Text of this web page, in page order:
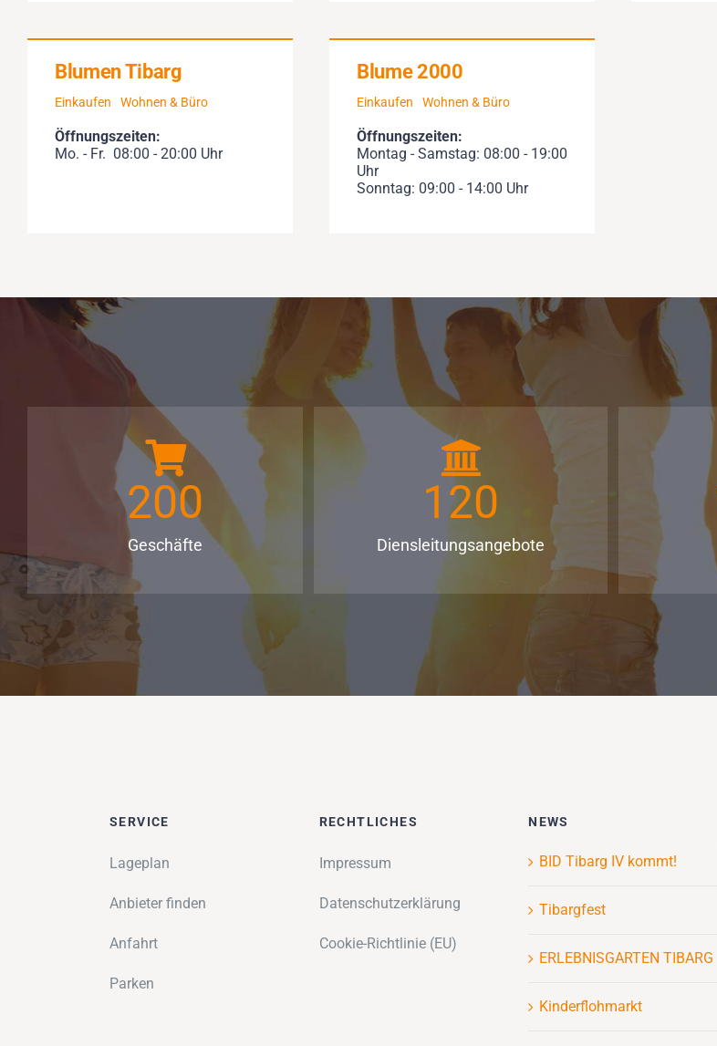
Blumen Tibarg
Einkaufen Wohnen & Büro
Öffnungszeiten:
Mo. - Fr. 08:00 - 20:00 Uhr
Blume 2000
Einkaufen Wohnen & Büro
Öffnungszeiten:
Montag - Samstag: 08:00 - 19:00
Uhr
Sonntag: 09:00 - 14:00 Uhr
200
Geschäfte
120
Diensleitungsangebote
SERVICE
Lageplan
Anbieter finden
Anfahrt
Parken
RECHTLICHES
Impressum
Datenschutzerklärung
Cookie-Richtlinie (EU)
NEWS
BID Tibarg IV kommt!
Tibargfest
ERLEBNISGARTEN TIBARG
Kinderflohmarkt